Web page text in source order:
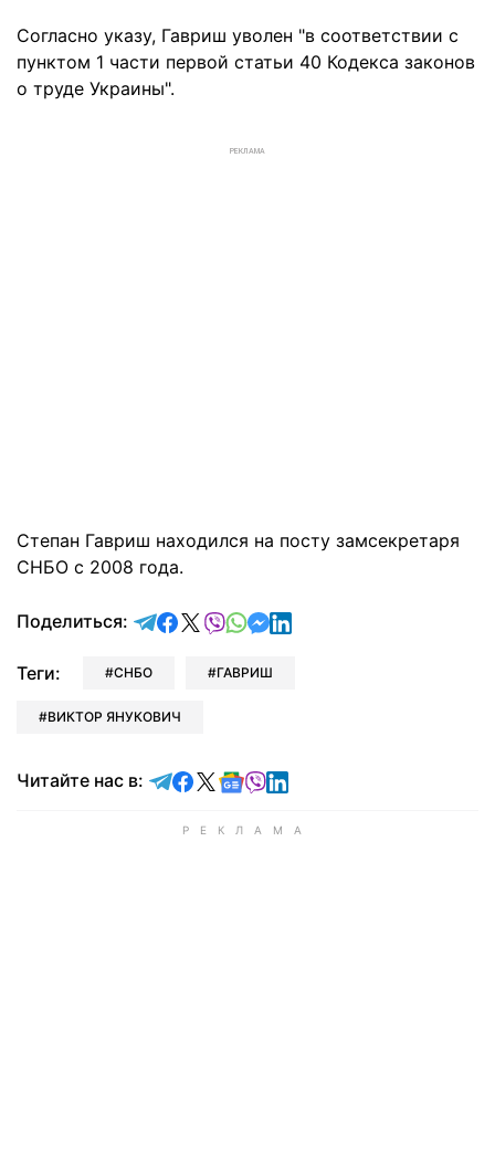
Согласно указу, Гавриш уволен "в соответствии с
пунктом 1 части первой статьи 40 Кодекса законов
о труде Украины".
РЕКЛАМА
Степан Гавриш находился на посту замсекретаря
СНБО с 2008 года.
Поделиться: отправить в Telegram
поделиться в Facebook
поделиться в X
отправить в Viber
отправить в Whatsapp
отправить в Messenger
отправить в LinkedIn
Теги: СНБО ГАВРИШ
ВИКТОР ЯНУКОВИЧ
Читайте нас в: Читайте в Telegram
Читайте в Facebook
Читайте в X
Читайте в Google news
Читайте в Viber
Читайте в LinkedIn